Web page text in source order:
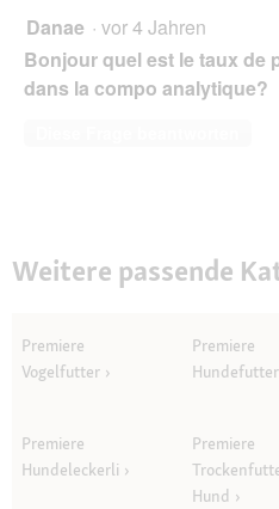
Danae · vor 4 Jahren
Bonjour quel est le taux de
dans la compo analytique?
Weitere passende
Premiere
Vogelfutter
Premiere
Hundefutter
Premiere
Hundeleckerli
Premiere
Hund